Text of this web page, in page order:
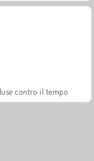
contro il tempo